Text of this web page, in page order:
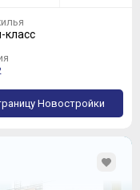
класс
Новостройки